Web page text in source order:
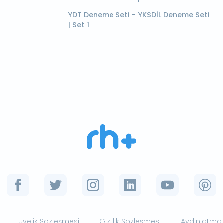
YDT Deneme Seti - YKSDİL Deneme Seti
| Set 1
Üyelik Sözleşmesi Gizlilik Sözleşmesi